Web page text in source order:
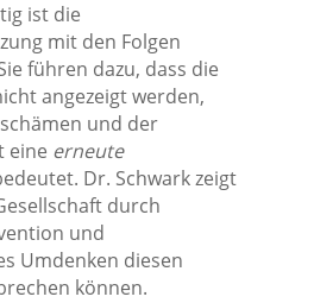
ist die
mit den Folgen
führen dazu, dass die
angezeigt werden,
und der
eine erneute
Dr. Schwark zeigt
durch
und
Umdenken diesen
können.